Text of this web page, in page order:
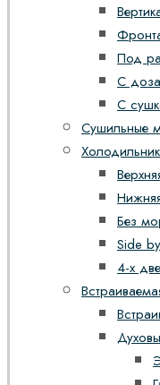
Под
С
С
Сушильные
Без
Side
4-х